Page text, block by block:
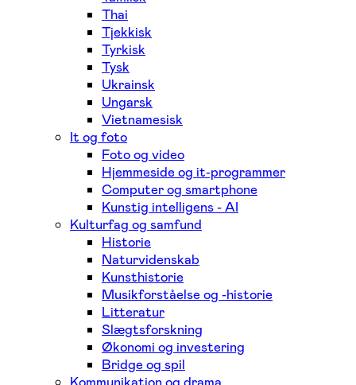
Thai
Tjekkisk
Tyrkisk
Tysk
Ukrainsk
Ungarsk
Vietnamesisk
It og foto
Foto og video
Hjemmeside og it-programmer
Computer og smartphone
Kunstig intelligens - AI
Kulturfag og samfund
Historie
Naturvidenskab
Kunsthistorie
Musikforståelse og -historie
Litteratur
Slægtsforskning
Økonomi og investering
Bridge og spil